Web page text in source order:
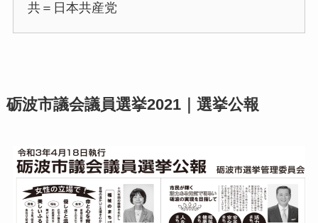
共＝日本共産党
砺波市議会議員選挙2021｜選挙公報